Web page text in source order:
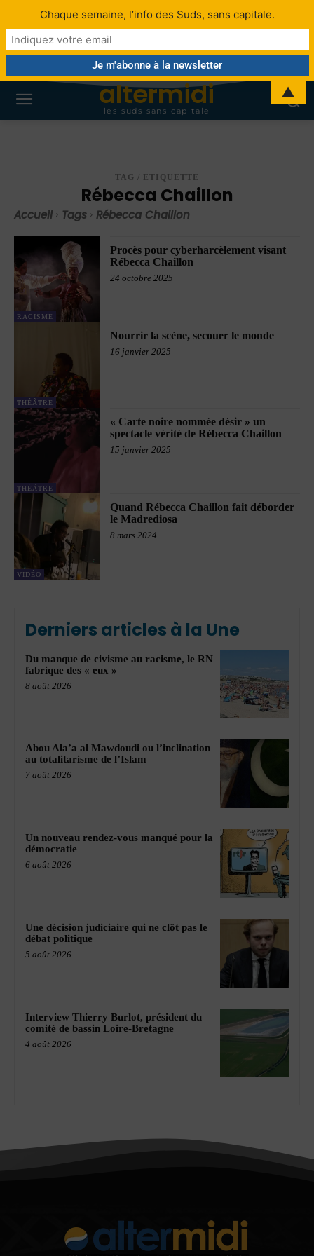
altermidi
les suds sans capitale
TAG / ETIQUETTE
Rébecca Chaillon
Accueil Tags Rébecca Chaillon
RACISME
Procès pour cyberharcèlement visant
Rébecca Chaillon
24 octobre 2025
THÉÂTRE
Nourrir la scène, secouer le monde
16 janvier 2025
THÉÂTRE
« Carte noire nommée désir » un
spectacle vérité de Rébecca Chaillon
15 janvier 2025
VIDÉO
Quand Rébecca Chaillon fait déborder
le Madrediosa
8 mars 2024
Derniers articles à la Une
Du manque de civisme au racisme, le RN
fabrique des « eux »
8 août 2026
Abou Ala’a al Mawdoudi ou l’inclination
au totalitarisme de l’Islam
7 août 2026
Un nouveau rendez-vous manqué pour la
démocratie
6 août 2026
Une décision judiciaire qui ne clôt pas le
débat politique
5 août 2026
Interview Thierry Burlot, président du
comité de bassin Loire-Bretagne
4 août 2026
Chaque semaine, l’info des Suds, sans capitale.
▲